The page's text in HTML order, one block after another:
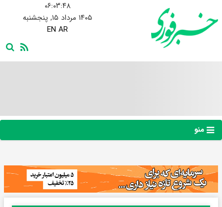
۰۶:۰۳:۴۹
۱۴۰۵ مرداد ۱۵, پنجشنبه
EN AR
منو